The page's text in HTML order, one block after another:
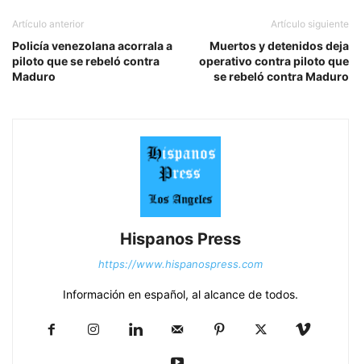
Artículo anterior
Policía venezolana acorrala a
piloto que se rebeló contra
Maduro
Artículo siguiente
Muertos y detenidos deja
operativo contra piloto que
se rebeló contra Maduro
Hispanos Press
https://www.hispanospress.com
Información en español, al alcance de todos.